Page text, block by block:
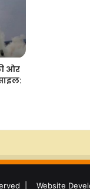
ओर
| Website